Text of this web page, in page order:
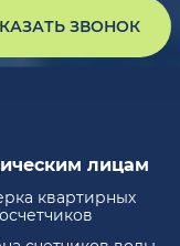
ЗВОНОК
лицам
квартирных